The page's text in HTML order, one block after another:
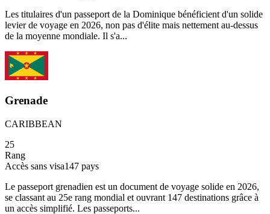
Les titulaires d'un passeport de la Dominique bénéficient d'un solide
levier de voyage en 2026, non pas d'élite mais nettement au-dessus
de la moyenne mondiale. Il s'a...
Grenade
CARIBBEAN
25
Rang
Accès sans visa147 pays
Le passeport grenadien est un document de voyage solide en 2026,
se classant au 25e rang mondial et ouvrant 147 destinations grâce à
un accès simplifié. Les passeports...